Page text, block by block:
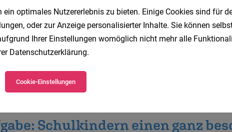
ein optimales Nutzererlebnis zu bieten. Einige Cookies sind für
oder zur Anzeige personalisierter Inhalte. Sie können
Ihrer Einstellungen womöglich nicht mehr alle
Datenschutzerklärung.
Cookie-Einstellungen